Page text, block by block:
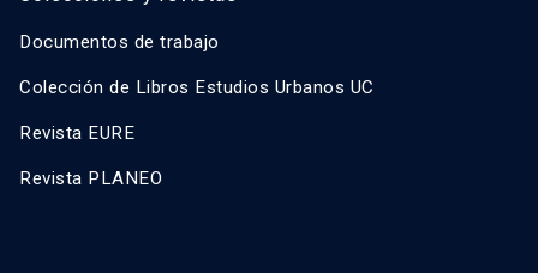
Documentos de trabajo
Colección de Libros Estudios Urbanos UC
Revista EURE
Revista PLANEO